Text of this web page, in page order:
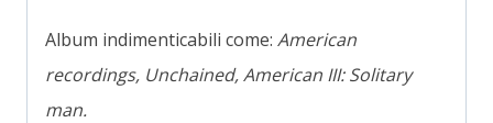
Album indimenticabili come: American
recordings, Unchained, American III: Solitary
man.